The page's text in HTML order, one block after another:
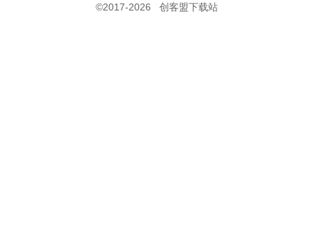
©2017-2026 创客盟下载站